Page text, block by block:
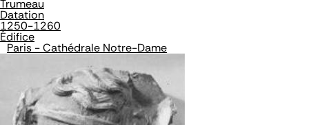
Trumeau
Datation
1250-1260
Édifice
Paris - Cathédrale Notre-Dame